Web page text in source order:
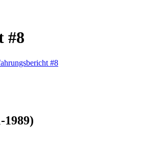
#8
#8
1989)